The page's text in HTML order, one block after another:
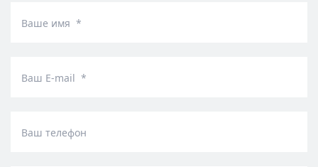
Ваше имя *
Ваш E-mail *
Ваш телефон